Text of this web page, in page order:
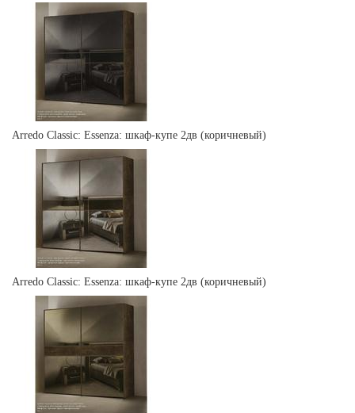
Arredo Classic: Essenza: шкаф-купе 2дв (коричневый)
Arredo Classic: Essenza: шкаф-купе 2дв (коричневый)